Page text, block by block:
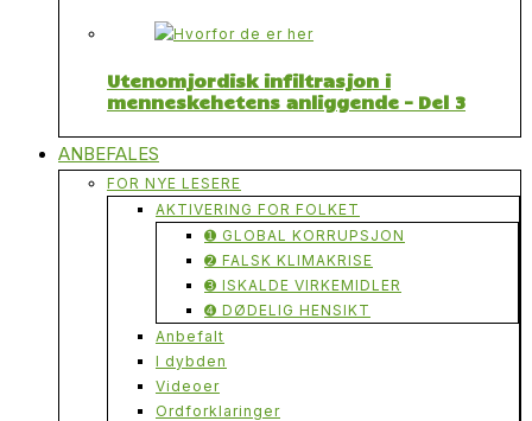
Utenomjordisk infiltrasjon i
menneskehetens anliggende – Del 3
ANBEFALES
FOR NYE LESERE
AKTIVERING FOR FOLKET
➊ GLOBAL KORRUPSJON
➋ FALSK KLIMAKRISE
➌ ISKALDE VIRKEMIDLER
➍ DØDELIG HENSIKT
Anbefalt
I dybden
Videoer
Ordforklaringer